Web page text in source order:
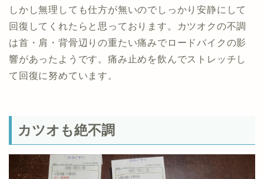
しかし無理しても仕方が無いのでしっかり安静にして
回復してくれたらと思っております。カツオクの不調
は首・肩・背骨辺りの重たい痛みでロードバイクの影
響があったようです。痛み止めを飲んでストレッチし
て回復に努めています。
カツオも絶不調